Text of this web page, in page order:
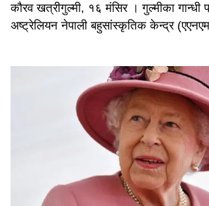
कौरव खत्रीगुल्मी, १६ मंसिर । गुल्मीका गान्धी
अष्ट्रेलियन नेपाली बहुसांस्कृतिक केन्द्र